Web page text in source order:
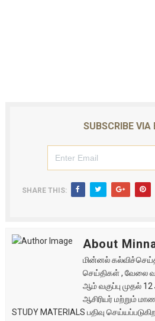
SUBSCRIBE VIA
SHARE THIS:
About
மின்னல்
செய்திகள் , வேலை
ஆம் வகுப்பு முதல்
ஆசிரியர் மற்றும்
STUDY MATERIALS பதிவு